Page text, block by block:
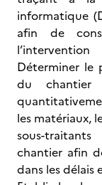
informatique
afin de
l’intervention
Déterminer le
du chantier
les matériaux,
sous-
chantier afin
dans les délais